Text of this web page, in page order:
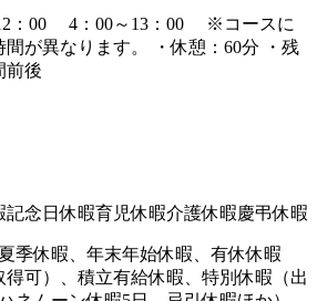
：00 4：00～13：00 ※コースに
が異なります。 ・休憩：60分 ・残
前後
記念日休暇育児休暇介護休暇慶弔休暇
季休暇、年末年始休暇、有休休暇
得可）、積立有給休暇、特別休暇（出